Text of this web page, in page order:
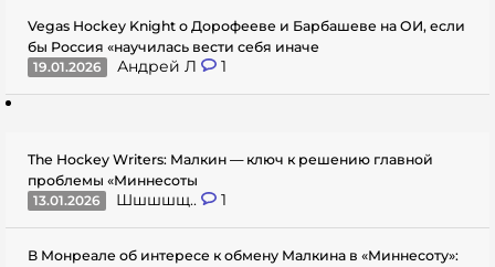
Vegas Hockey Knight о Дорофееве и Барбашеве на ОИ, если
бы Россия «научилась вести себя иначе
19.01.2026
Андрей Л 1
The Hockey Writers: Малкин — ключ к решению главной
проблемы «Миннесоты
13.01.2026
Шшшшщ.. 1
В Монреале об интересе к обмену Малкина в «Миннесоту»: